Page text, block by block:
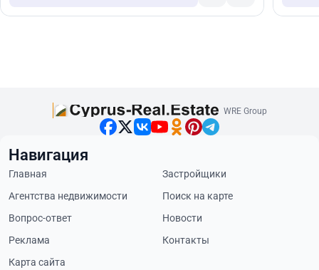
WRE Group
Навигация
Главная
Застройщики
Агентства недвижимости
Поиск на карте
Вопрос-ответ
Новости
Реклама
Контакты
Карта сайта